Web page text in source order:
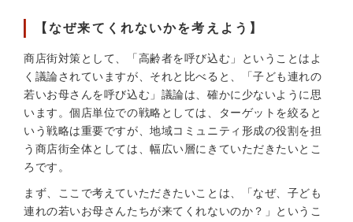
【なぜ来てくれないかを考えよう】
商店街対策として、「高齢者を呼び込む」ということはよ
く議論されていますが、それと比べると、「子ども連れの
若いお母さんを呼び込む」議論は、確かに少ないように思
います。個店単位での戦略としては、ターゲットを絞ると
いう戦略は重要ですが、地域コミュニティ形成の役割を担
う商店街全体としては、幅広い層にきていただきたいとこ
ろです。
まず、ここで考えていただきたいことは、「なぜ、子ども
連れの若いお母さんたちが来てくれないのか？」というこ